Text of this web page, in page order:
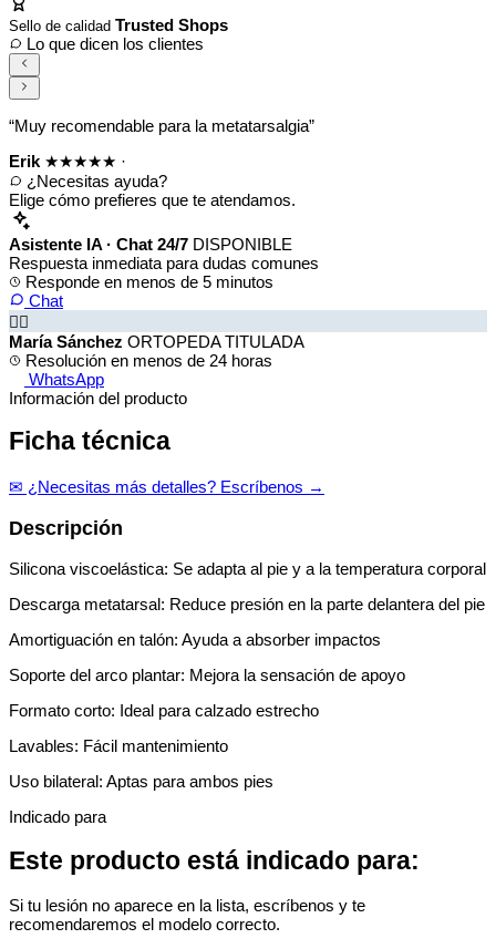
Sello de calidad Trusted Shops
Lo que dicen los clientes
“Muy recomendable para la metatarsalgia”
Erik ★★★★★ ·
¿Necesitas ayuda?
Elige cómo prefieres que te atendamos.
Asistente IA · Chat 24/7 DISPONIBLE
Respuesta inmediata para dudas comunes
Responde en menos de 5 minutos
Chat
👩‍⚕️
María Sánchez ORTOPEDA TITULADA
Resolución en menos de 24 horas
WhatsApp
Información del producto
Ficha técnica
✉ ¿Necesitas más detalles? Escríbenos →
Descripción
Silicona viscoelástica: Se adapta al pie y a la temperatura corporal
Descarga metatarsal: Reduce presión en la parte delantera del pie
Amortiguación en talón: Ayuda a absorber impactos
Soporte del arco plantar: Mejora la sensación de apoyo
Formato corto: Ideal para calzado estrecho
Lavables: Fácil mantenimiento
Uso bilateral: Aptas para ambos pies
Indicado para
Este producto está indicado para:
Si tu lesión no aparece en la lista, escríbenos y te
recomendaremos el modelo correcto.